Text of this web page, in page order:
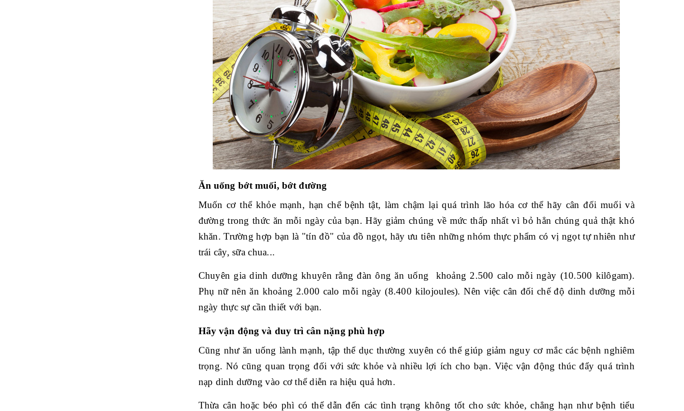
Ăn uống bớt muối, bớt đường
Muốn cơ thể khỏe mạnh, hạn chế bệnh tật, làm chậm lại quá trình lão hóa cơ thể hãy cân đối muối và
đường trong thức ăn mỗi ngày của bạn. Hãy giảm chúng về mức thấp nhất vì bỏ hẳn chúng quả thật khó
khăn. Trường hợp bạn là "tín đồ" của đồ ngọt, hãy ưu tiên những nhóm thực phẩm có vị ngọt tự nhiên như
trái cây, sữa chua...
Chuyên gia dinh dưỡng khuyên rằng đàn ông ăn uống khoảng 2.500 calo mỗi ngày (10.500 kilôgam).
Phụ nữ nên ăn khoảng 2.000 calo mỗi ngày (8.400 kilojoules). Nên việc cân đối chế độ dinh dưỡng mỗi
ngày thực sự cần thiết với bạn.
Hãy vận động và duy trì cân nặng phù hợp
Cũng như ăn uống lành mạnh, tập thể dục thường xuyên có thể giúp giảm nguy cơ mắc các bệnh nghiêm
trọng. Nó cũng quan trọng đối với sức khỏe và nhiều lợi ích cho bạn. Việc vận động thúc đẩy quá trình
nạp dinh dưỡng vào cơ thể diễn ra hiệu quả hơn.
Thừa cân hoặc béo phì có thể dẫn đến các tình trạng không tốt cho sức khỏe, chẳng hạn như bệnh tiểu